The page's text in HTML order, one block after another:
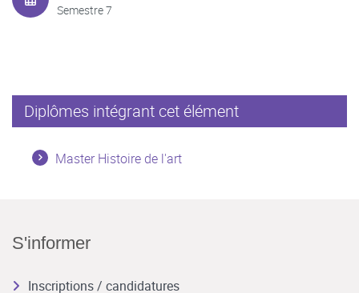
Semestre 7
Diplômes intégrant cet élément
Master Histoire de l'art
S'informer
Inscriptions / candidatures